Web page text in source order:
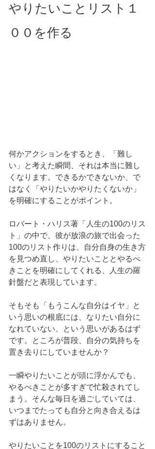
やりたいことリスト１
００を作る
何かアクションをするとき、「難し
い」と考えた瞬間、それは本当に難し
くなります。できるかできないか、で
はなく「やりたいかやりたくないか」
を明確にすることがポイント。
ロバート・ハリス著「人生の100のリス
ト」の中で、彼が放浪の旅で出会った
100のリスト作りは、自分自身の生き方
を見つめ直し、やりたいこととやるべ
きことを明確にしてくれる、人生の羅
針盤だと表現しています。
そもそも「もうこんな自分はイヤ」と
いう思いの根底には、なりたい自分に
なれていない、という思いがあるはず
です。ところが普段、自分の気持ちを
置き去りにしていませんか？
一瞬やりたいことが頭に浮かんでも、
やるべきことが多すぎで忙殺されてし
まう。そんな毎日を過ごしていては、
いつまでたっても自分と向き合えるは
ずはありません。
やりたいことを100のリストにすること